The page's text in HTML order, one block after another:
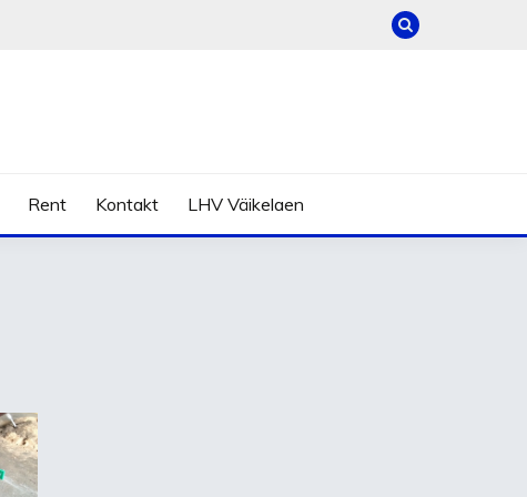
Rent Kontakt LHV Väikelaen